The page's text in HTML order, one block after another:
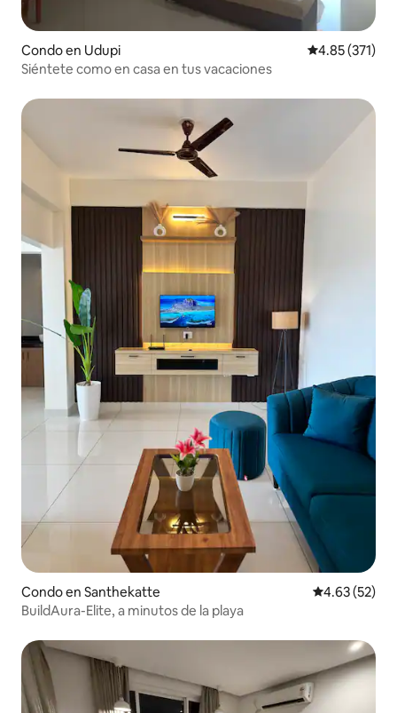
Condo en Udupi Calificación
4.85 (371)
Siéntete como en casa en tus vacaciones
Condo en Santhekatte Calificación
4.63 (52)
BuildAura-Elite, a minutos de la playa